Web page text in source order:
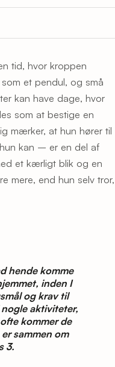
tid, hvor kroppen
et pendul, og små
kan have dage, hvor
som at bestige en
mærker, at hun hører til
kan – er en del af
et kærligt blik og en
mere, end hun selv tror,
hende komme
inden I
og krav til
aktiviteter,
kommer de
sammen om
3.